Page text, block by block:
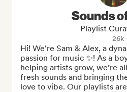
Sounds
Playlist
26k
Hi! We're Sam & Alex, a
passion for music ✨! As a
helping artists grow, we’re
fresh sounds and bringing
love to vibe. Our playlists